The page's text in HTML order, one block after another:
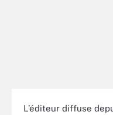
L’éditeur diffuse